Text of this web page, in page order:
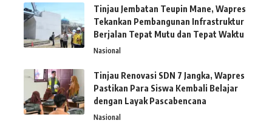
Tinjau Jembatan Teupin Mane, Wapres
Tekankan Pembangunan Infrastruktur
Berjalan Tepat Mutu dan Tepat Waktu
Nasional
Tinjau Renovasi SDN 7 Jangka, Wapres
Pastikan Para Siswa Kembali Belajar
dengan Layak Pascabencana
Nasional